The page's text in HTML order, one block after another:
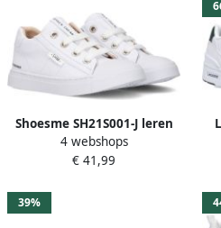
Shoesme SH21S001-J leren
sneakers wit Leer Effen 28
4 webshops
€ 41,99
39%